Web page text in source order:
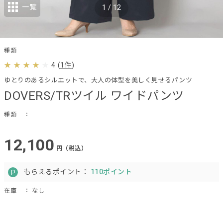
DOVERS/TRツイル ワイドパンツ
ゆとりのあるシルエットで、大人の体型を美しく見せるパンツ
種類 ：
4 (1件)
12,100 円（税込）
もらえるポイント： 110ポイント
在庫 ： なし
1 /12
一覧
種類